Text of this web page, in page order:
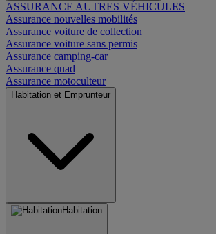
ASSURANCE AUTRES VÉHICULES
Assurance nouvelles mobilités
Assurance voiture de collection
Assurance voiture sans permis
Assurance camping-car
Assurance quad
Assurance motoculteur
Habitation et Emprunteur
Habitation